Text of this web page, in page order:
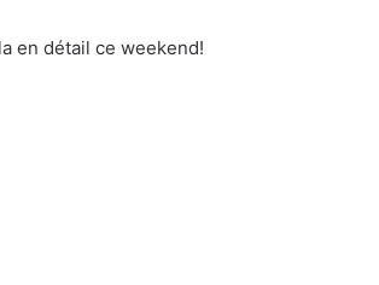
en détail ce weekend!